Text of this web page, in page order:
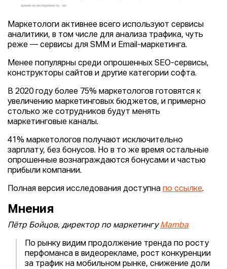
Маркетологи активнее всего используют сервисы
аналитики, в том числе для анализа трафика, чуть
реже — сервисы для SMM и Email-маркетинга.
Менее популярны среди опрошенных SEO-сервисы,
конструкторы сайтов и другие категории софта.
В 2020 году более 75% маркетологов готовятся к
увеличению маркетинговых бюджетов, и примерно
столько же сотрудников будут менять
маркетинговые каналы.
41% маркетологов получают исключительно
зарплату, без бонусов. Но в то же время остальные
опрошенные вознаграждаются бонусами и частью
прибыли компании.
Полная версия исследования доступна по ссылке.
Мнения
Пётр Бойцов, директор по маркетингуMamba
По рынку видим продолжение тренда по росту
перфоманса в видеорекламе, рост конкуренции
за трафик на мобильном рынке, снижение доли